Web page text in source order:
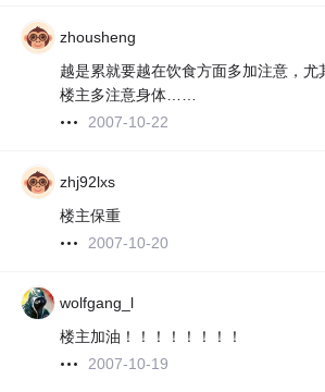
zhousheng
越是累就要越在饮食方面多加注意，尤
楼主多注意身体……
2007-10-22
zhj92lxs
楼主保重
2007-10-20
wolfgang_l
楼主加油！！！！！！！！
2007-10-19